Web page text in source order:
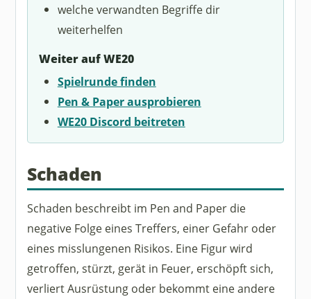
welche verwandten Begriffe dir
weiterhelfen
Weiter auf WE20
Spielrunde finden
Pen & Paper ausprobieren
WE20 Discord beitreten
Schaden
Schaden beschreibt im Pen and Paper die
negative Folge eines Treffers, einer Gefahr oder
eines misslungenen Risikos. Eine Figur wird
getroffen, stürzt, gerät in Feuer, erschöpft sich,
verliert Ausrüstung oder bekommt eine andere